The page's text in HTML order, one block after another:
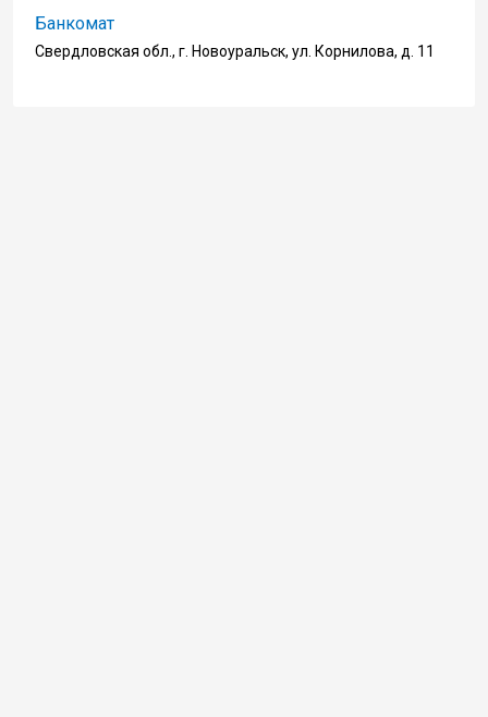
Банкомат
Свердловская обл., г. Новоуральск, ул. Корнилова, д. 11